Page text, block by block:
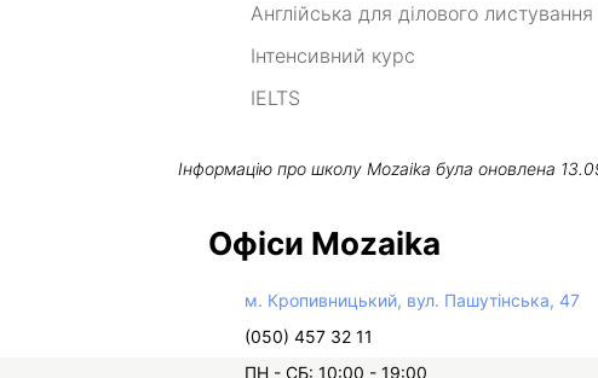
Англійська для ділового листування
Інтенсивний курс
IELTS
Інформацію про школу Mozaika була оновлена
Офіси Mozaika
м. Кропивницький, вул. Пашутінська, 47
(050) 457 32 11
ПН - СБ: 10:00 - 19:00